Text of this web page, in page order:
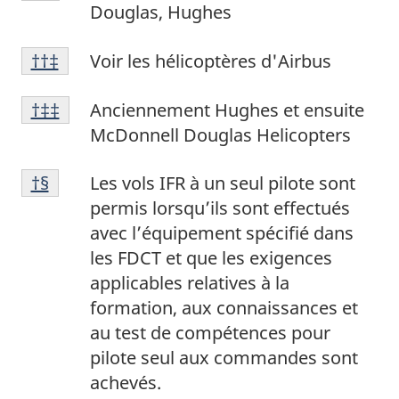
37
de
page
38
Douglas, Hughes
Note
de
bas
de
39
Voir les hélicoptères d'Airbus
Retour à la référence de la note de bas de
††‡
Note
de
de
page
Anciennement Hughes et ensuite
McDonnell Douglas Helicopters
Retour à la référence de la note de bas de
†‡‡
Note
de
Les vols IFR à un seul pilote sont
permis lorsqu’ils sont effectués
avec l’équipement spécifié dans
les FDCT et que les exigences
applicables relatives à la
formation, aux connaissances et
au test de compétences pour
pilote seul aux commandes sont
achevés.
Retour à la référence de la note de bas de
†§